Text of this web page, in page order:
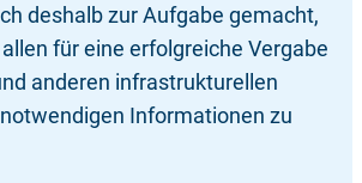
deshalb zur Aufgabe gemacht,
für eine erfolgreiche Vergabe
anderen infrastrukturellen
Informationen zu